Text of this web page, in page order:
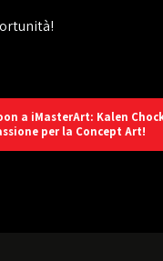
a iMasterArt: Kalen
per la Concept Art!